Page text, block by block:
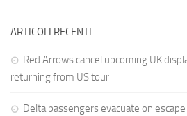
ARTICOLI RECENTI
Red Arrows cancel upcoming UK
returning from US tour
Delta passengers evacuate on